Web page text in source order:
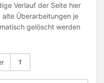
Verlauf der Seite hier
Überarbeitungen je
gelöscht werden